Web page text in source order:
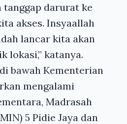
tanggap darurat ke
akses. Insyaallah
lancar kita akan
lokasi,” katanya.
bawah Kementerian
mengalami
Madrasah
5 Pidie Jaya dan